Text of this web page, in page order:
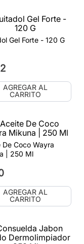
Gel Forte - 120 G
AGREGAR AL
CARRITO
Coco Wayra
| 250 Ml
AGREGAR AL
CARRITO